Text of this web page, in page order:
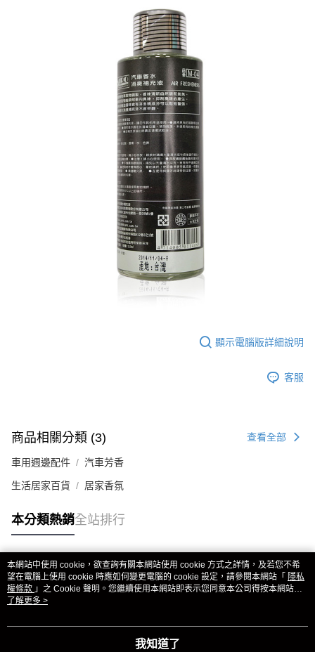
顯示電腦版詳細說明
客服
商品相關分類 (3) 查看全部
車用週邊配件 汽車芳香
生活居家百貨 居家香氛
本分類熱銷全站排行
熱門標籤
本網站中使用 cookie，欲查詢有關本網站使用 cookie 方式之詳情，及若您不希
望在電腦上使用 cookie 時應如何變更電腦的 cookie 設定，請參閱本網站「 隱私
權條款 」之 Cookie 聲明。您繼續使用本網站即表示您同意本公司得按本網站使
用條款之 Cookie 聲明使用 cookie。
了解更多 >
我知道了